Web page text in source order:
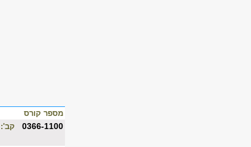
מספר קורס
0366-1100 קב':